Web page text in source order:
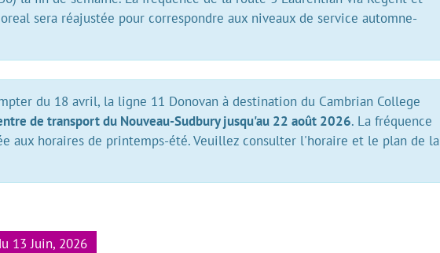
sera réajustée pour correspondre aux niveaux de service automne-
du 18 avril, la ligne 11 Donovan à destination du Cambrian College
de transport du Nouveau-Sudbury jusqu'au 22 août 2026. La fréquence
aux horaires de printemps-été. Veuillez consulter l'horaire et le plan de la
13 Juin, 2026